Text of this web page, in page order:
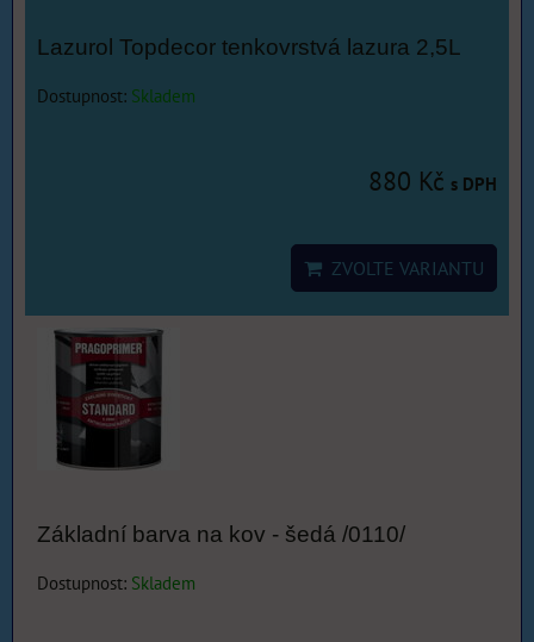
Lazurol Topdecor tenkovrstvá lazura 2,5L
Dostupnost: Skladem
880 Kč s DPH
ZVOLTE VARIANTU
Základní barva na kov - šedá /0110/
Dostupnost: Skladem